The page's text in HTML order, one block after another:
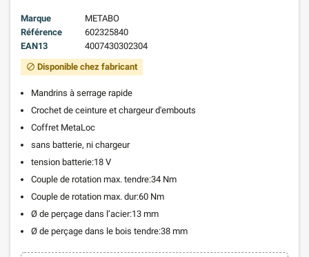
Marque
METABO
Référence
602325840
EAN13
4007430302304
block Disponible chez fabricant
Mandrins à serrage rapide
Crochet de ceinture et chargeur d'embouts
Coffret MetaLoc
sans batterie, ni chargeur
tension batterie:18 V
Couple de rotation max. tendre:34 Nm
Couple de rotation max. dur:60 Nm
Ø de perçage dans l’acier:13 mm
Ø de perçage dans le bois tendre:38 mm